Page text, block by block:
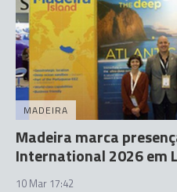
MADEIRA
Madeira marca
International 2026 em
10 Mar 17:42